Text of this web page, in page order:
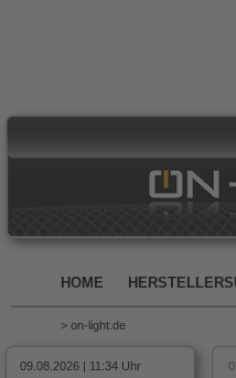
HOME
> on-light.de
09.08.2026 | 11:34 Uhr